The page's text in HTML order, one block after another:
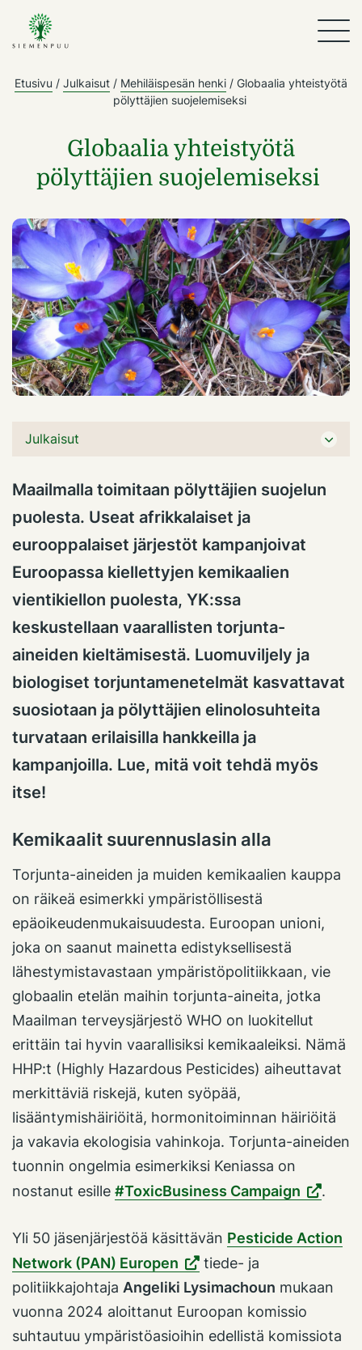
Etusivu / Julkaisut / Mehiläispesän henki / Globaalia yhteistyötä
pölyttäjien suojelemiseksi
Globaalia yhteistyötä
pölyttäjien suojelemiseksi
Julkaisut
Maailmalla toimitaan pölyttäjien suojelun
puolesta. Useat afrikkalaiset ja
eurooppalaiset järjestöt kampanjoivat
Euroopassa kiellettyjen kemikaalien
vientikiellon puolesta, YK:ssa
keskustellaan vaarallisten torjunta-
aineiden kieltämisestä. Luomuviljely ja
biologiset torjuntamenetelmät kasvattavat
suosiotaan ja pölyttäjien elinolosuhteita
turvataan erilaisilla hankkeilla ja
kampanjoilla. Lue, mitä voit tehdä myös
itse!
Kemikaalit suurennuslasin alla
Torjunta-aineiden ja muiden kemikaalien kauppa
on räikeä esimerkki ympäristöllisestä
epäoikeudenmukaisuudesta. Euroopan unioni,
joka on saanut mainetta edistyksellisestä
lähestymistavastaan ympäristöpolitiikkaan, vie
globaalin etelän maihin torjunta-aineita, jotka
Maailman terveysjärjestö WHO on luokitellut
erittäin tai hyvin vaarallisiksi kemikaaleiksi. Nämä
HHP:t (Highly Hazardous Pesticides) aiheuttavat
merkittäviä riskejä, kuten syöpää,
lisääntymishäiriöitä, hormonitoiminnan häiriöitä
ja vakavia ekologisia vahinkoja. Torjunta-aineiden
tuonnin ongelmia esimerkiksi Keniassa on
nostanut esille #ToxicBusiness Campaign .
Yli 50 jäsenjärjestöä käsittävän Pesticide Action
Network (PAN) Europen
tiede- ja
politiikkajohtaja Angeliki Lysimachoun mukaan
vuonna 2024 aloittanut Euroopan komissio
suhtautuu ympäristöasioihin edellistä komissiota